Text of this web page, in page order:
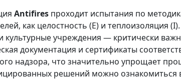
Antifires проходит испытания по
как целостность (E) и
культурные учреждения — критически
документация и сертификаты
надзора, что значительно упрощает
решений можно ознакомиться